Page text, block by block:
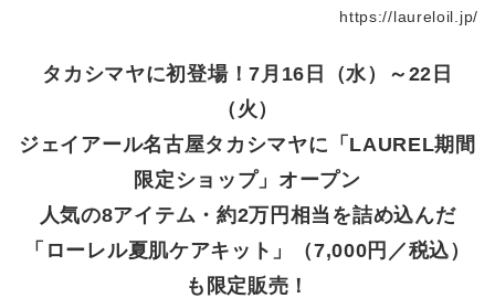
https://laureloil.jp/
タカシマヤに初登場！7月16日（水）～22日
（火）
ジェイアール名古屋タカシマヤに「LAUREL期間
限定ショップ」オープン
人気の8アイテム・約2万円相当を詰め込んだ
「ローレル夏肌ケアキット」（7,000円／税込）
も限定販売！